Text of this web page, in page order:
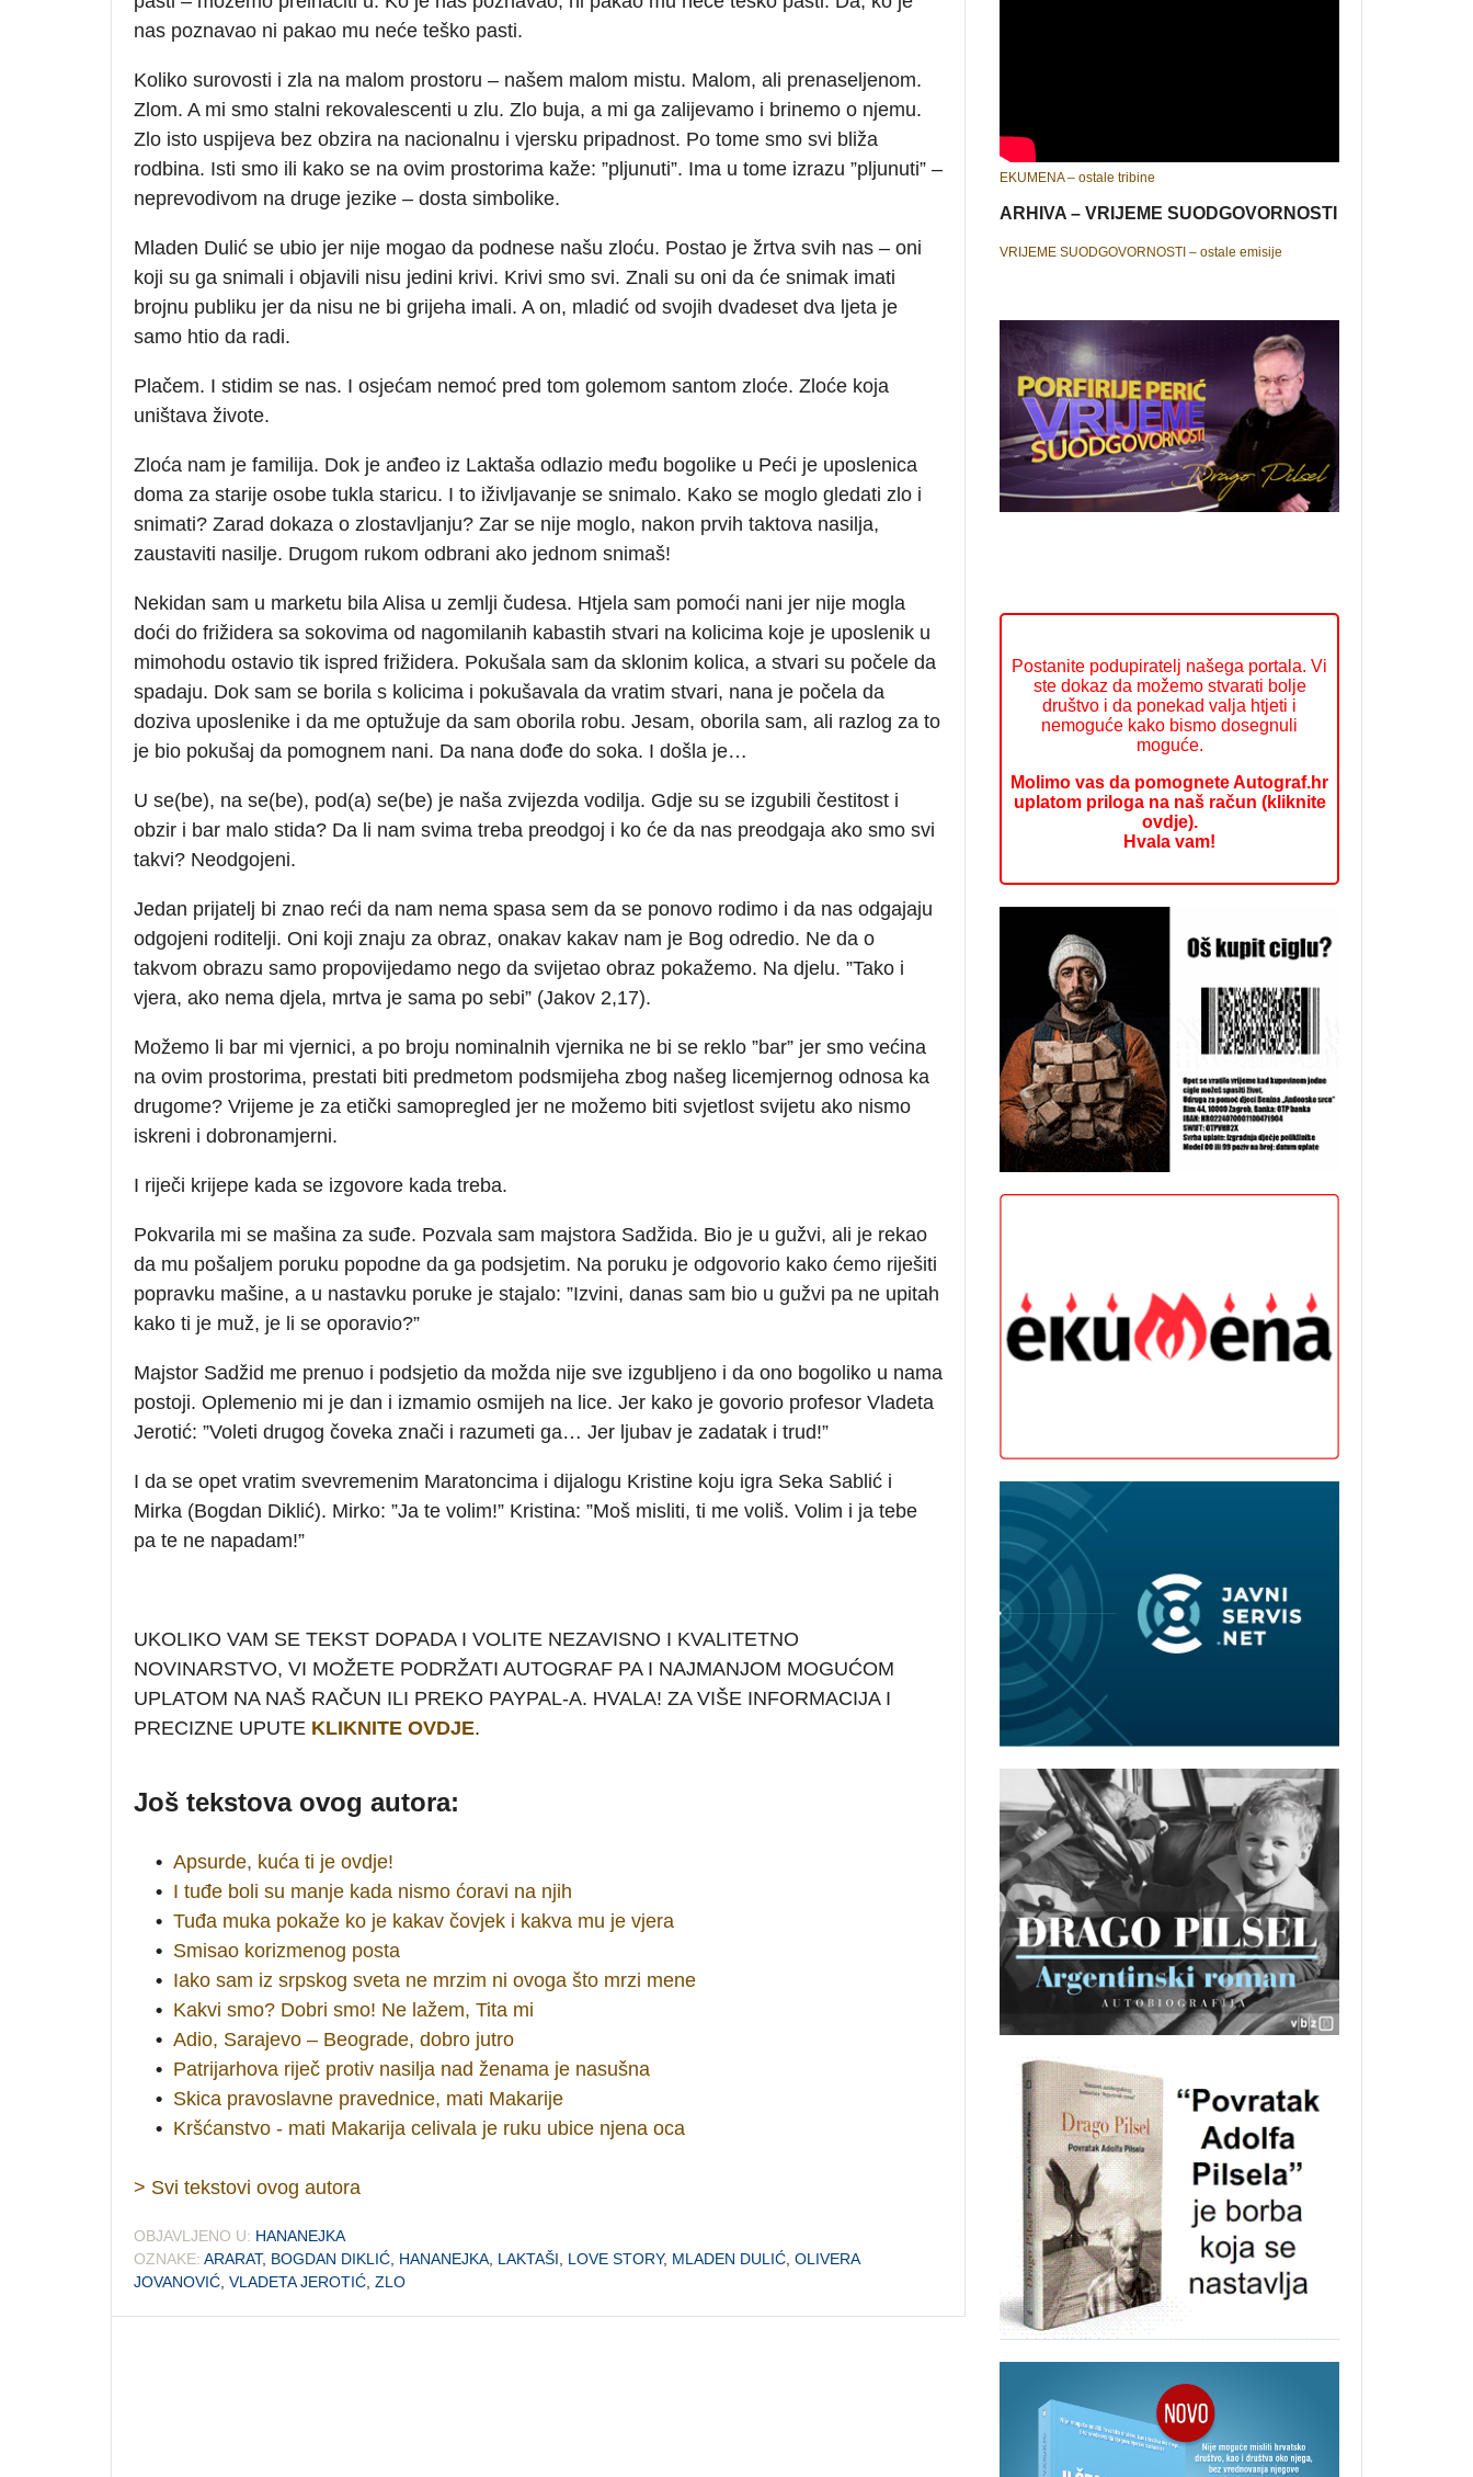
nas poznavao ni pakao mu neće teško pasti.
Koliko surovosti i zla na malom prostoru – našem malom mistu. Malom, ali prenaseljenom.
Zlom. A mi smo stalni rekovalescenti u zlu. Zlo buja, a mi ga zalijevamo i brinemo o njemu.
Zlo isto uspijeva bez obzira na nacionalnu i vjersku pripadnost. Po tome smo svi bliža
rodbina. Isti smo ili kako se na ovim prostorima kaže: ”pljunuti”. Ima u tome izrazu ”pljunuti” –
neprevodivom na druge jezike – dosta simbolike.
Mladen Dulić se ubio jer nije mogao da podnese našu zloću. Postao je žrtva svih nas – oni
koji su ga snimali i objavili nisu jedini krivi. Krivi smo svi. Znali su oni da će snimak imati
brojnu publiku jer da nisu ne bi grijeha imali. A on, mladić od svojih dvadeset dva ljeta je
samo htio da radi.
Plačem. I stidim se nas. I osjećam nemoć pred tom golemom santom zloće. Zloće koja
uništava živote.
Zloća nam je familija. Dok je anđeo iz Laktaša odlazio među bogolike u Peći je uposlenica
doma za starije osobe tukla staricu. I to iživljavanje se snimalo. Kako se moglo gledati zlo i
snimati? Zarad dokaza o zlostavljanju? Zar se nije moglo, nakon prvih taktova nasilja,
zaustaviti nasilje. Drugom rukom odbrani ako jednom snimaš!
Nekidan sam u marketu bila Alisa u zemlji čudesa. Htjela sam pomoći nani jer nije mogla
doći do frižidera sa sokovima od nagomilanih kabastih stvari na kolicima koje je uposlenik u
mimohodu ostavio tik ispred frižidera. Pokušala sam da sklonim kolica, a stvari su počele da
spadaju. Dok sam se borila s kolicima i pokušavala da vratim stvari, nana je počela da
doziva uposlenike i da me optužuje da sam oborila robu. Jesam, oborila sam, ali razlog za to
je bio pokušaj da pomognem nani. Da nana dođe do soka. I došla je…
U se(be), na se(be), pod(a) se(be) je naša zvijezda vodilja. Gdje su se izgubili čestitost i
obzir i bar malo stida? Da li nam svima treba preodgoj i ko će da nas preodgaja ako smo svi
takvi? Neodgojeni.
Jedan prijatelj bi znao reći da nam nema spasa sem da se ponovo rodimo i da nas odgajaju
odgojeni roditelji. Oni koji znaju za obraz, onakav kakav nam je Bog odredio. Ne da o
takvom obrazu samo propovijedamo nego da svijetao obraz pokažemo. Na djelu. ”Tako i
vjera, ako nema djela, mrtva je sama po sebi” (Jakov 2,17).
Možemo li bar mi vjernici, a po broju nominalnih vjernika ne bi se reklo ”bar” jer smo većina
na ovim prostorima, prestati biti predmetom podsmijeha zbog našeg licemjernog odnosa ka
drugome? Vrijeme je za etički samopregled jer ne možemo biti svjetlost svijetu ako nismo
iskreni i dobronamjerni.
I riječi krijepe kada se izgovore kada treba.
Pokvarila mi se mašina za suđe. Pozvala sam majstora Sadžida. Bio je u gužvi, ali je rekao
da mu pošaljem poruku popodne da ga podsjetim. Na poruku je odgovorio kako ćemo riješiti
popravku mašine, a u nastavku poruke je stajalo: ”Izvini, danas sam bio u gužvi pa ne upitah
kako ti je muž, je li se oporavio?”
Majstor Sadžid me prenuo i podsjetio da možda nije sve izgubljeno i da ono bogoliko u nama
postoji. Oplemenio mi je dan i izmamio osmijeh na lice. Jer kako je govorio profesor Vladeta
Jerotić: ”Voleti drugog čoveka znači i razumeti ga… Jer ljubav je zadatak i trud!”
I da se opet vratim svevremenim Maratoncima i dijalogu Kristine koju igra Seka Sablić i
Mirka (Bogdan Diklić). Mirko: ”Ja te volim!” Kristina: ”Moš misliti, ti me voliš. Volim i ja tebe
pa te ne napadam!”
UKOLIKO VAM SE TEKST DOPADA I VOLITE NEZAVISNO I KVALITETNO
NOVINARSTVO, VI MOŽETE PODRŽATI AUTOGRAF PA I NAJMANJOM MOGUĆOM
UPLATOM NA NAŠ RAČUN ILI PREKO PAYPAL-A. HVALA! ZA VIŠE INFORMACIJA I
PRECIZNE UPUTE KLIKNITE OVDJE.
Još tekstova ovog autora:
• Apsurde, kuća ti je ovdje!
• I tuđe boli su manje kada nismo ćoravi na njih
• Tuđa muka pokaže ko je kakav čovjek i kakva mu je vjera
• Smisao korizmenog posta
• Iako sam iz srpskog sveta ne mrzim ni ovoga što mrzi mene
• Kakvi smo? Dobri smo! Ne lažem, Tita mi
• Adio, Sarajevo – Beograde, dobro jutro
• Patrijarhova riječ protiv nasilja nad ženama je nasušna
• Skica pravoslavne pravednice, mati Makarije
• Kršćanstvo - mati Makarija celivala je ruku ubice njena oca
> Svi tekstovi ovog autora
OBJAVLJENO U: HANANEJKA
OZNAKE: ARARAT, BOGDAN DIKLIĆ HANANEJKA LAKTAŠI LOVE STORY, MLADEN DULIĆ OLIVERA
JOVANOVIĆ VLADETA JEROTIĆ ZLO
EKUMENA – ostale tribine
ARHIVA – VRIJEME SUODGOVORNOSTI
VRIJEME SUODGOVORNOSTI – ostale emisije
Postanite podupiratelj našega portala. Vi
ste dokaz da možemo stvarati bolje
društvo i da ponekad valja htjeti i
nemoguće kako bismo dosegnuli
moguće.
Molimo vas da pomognete Autograf.hr
uplatom priloga na naš račun (kliknite
ovdje).
Hvala vam!